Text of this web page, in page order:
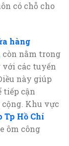
có chỗ cho
hàng
còn nằm trong
với các tuyến
này giúp
tiếp cận
Khu vực
Tp Hồ Chí
ôm công